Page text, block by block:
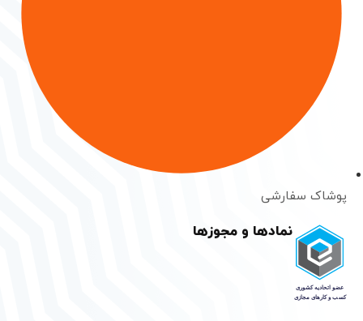
پوشاک سفارشی
نمادها و مجوزها